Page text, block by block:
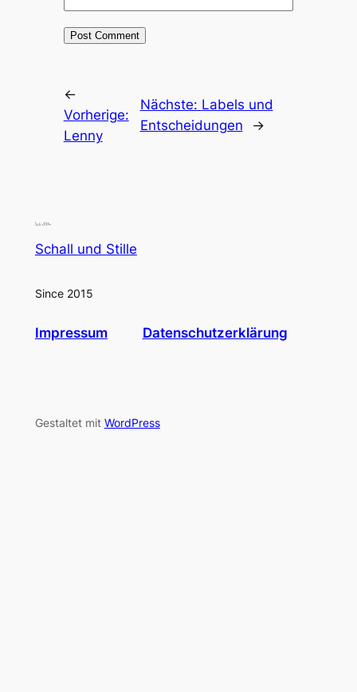
←
Vorherige:
Lenny
Nächste: Labels und
Entscheidungen
→
Schall und Stille
Since 2015
Impressum Datenschutzerklärung
Gestaltet mit WordPress